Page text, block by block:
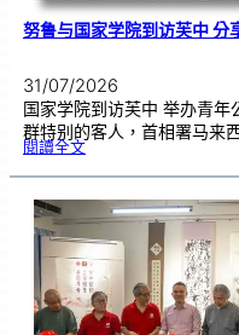
努鲁与国家学院到访芙中 分
31/07/2026
国家学院到访芙中 举办青
群特别的客人，首相署马来
閱讀全文:努
与
国
学
院
到
访
中
分
享
青
年
领
袖
素
质
讲
座